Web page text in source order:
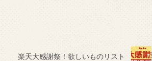
楽天大感謝祭！欲しいものリスト